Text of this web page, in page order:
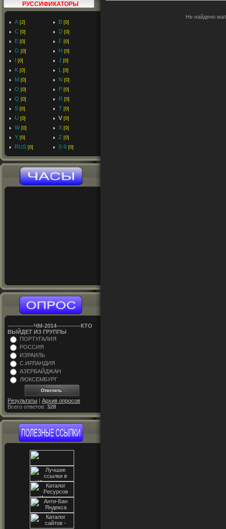
РУССИФИКАТОРЫ
A [2] B [0]
C [0] D [0]
E [0] F [0]
G [0] H [0]
I [0] J [0]
K [0] L [0]
M [0] N [0]
O [0] P [0]
Q [0] R [0]
S [0] T [0]
U [0] V [0]
W [0] X [0]
Y [0] Z [0]
RUS [0] 0-9 [0]
-------------ЧM-2014------------КТО
ВЫЙДЕТ ИЗ ГРУППЫ
ПОРТУГАЛИЯ
РОССИЯ
ИЗРАИЛЬ
С.ИРЛАНДИЯ
АЗЕРБАЙДЖАН
ЛЮКСЕМБУРГ
Результаты | Архив опросов
Всего ответов: 328
Не найдено